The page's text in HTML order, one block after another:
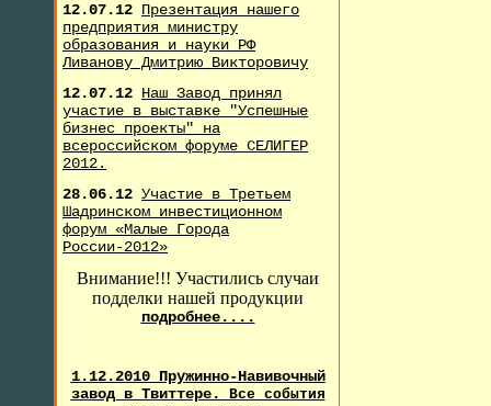
12.07.12 Презентация нашего
предприятия министру
образования и науки РФ
Ливанову Дмитрию Викторовичу
12.07.12 Наш Завод принял
участие в выставке "Успешные
бизнес проекты" на
всероссийском форуме СЕЛИГЕР
2012.
28.06.12 Участие в Третьем
Шадринском инвестиционном
форум «Малые Города
России-2012»
Внимание!!! Участились случаи
подделки нашей продукции
подробнее....
1.12.2010 Пружинно-Навивочный
завод в Твиттере. Все события